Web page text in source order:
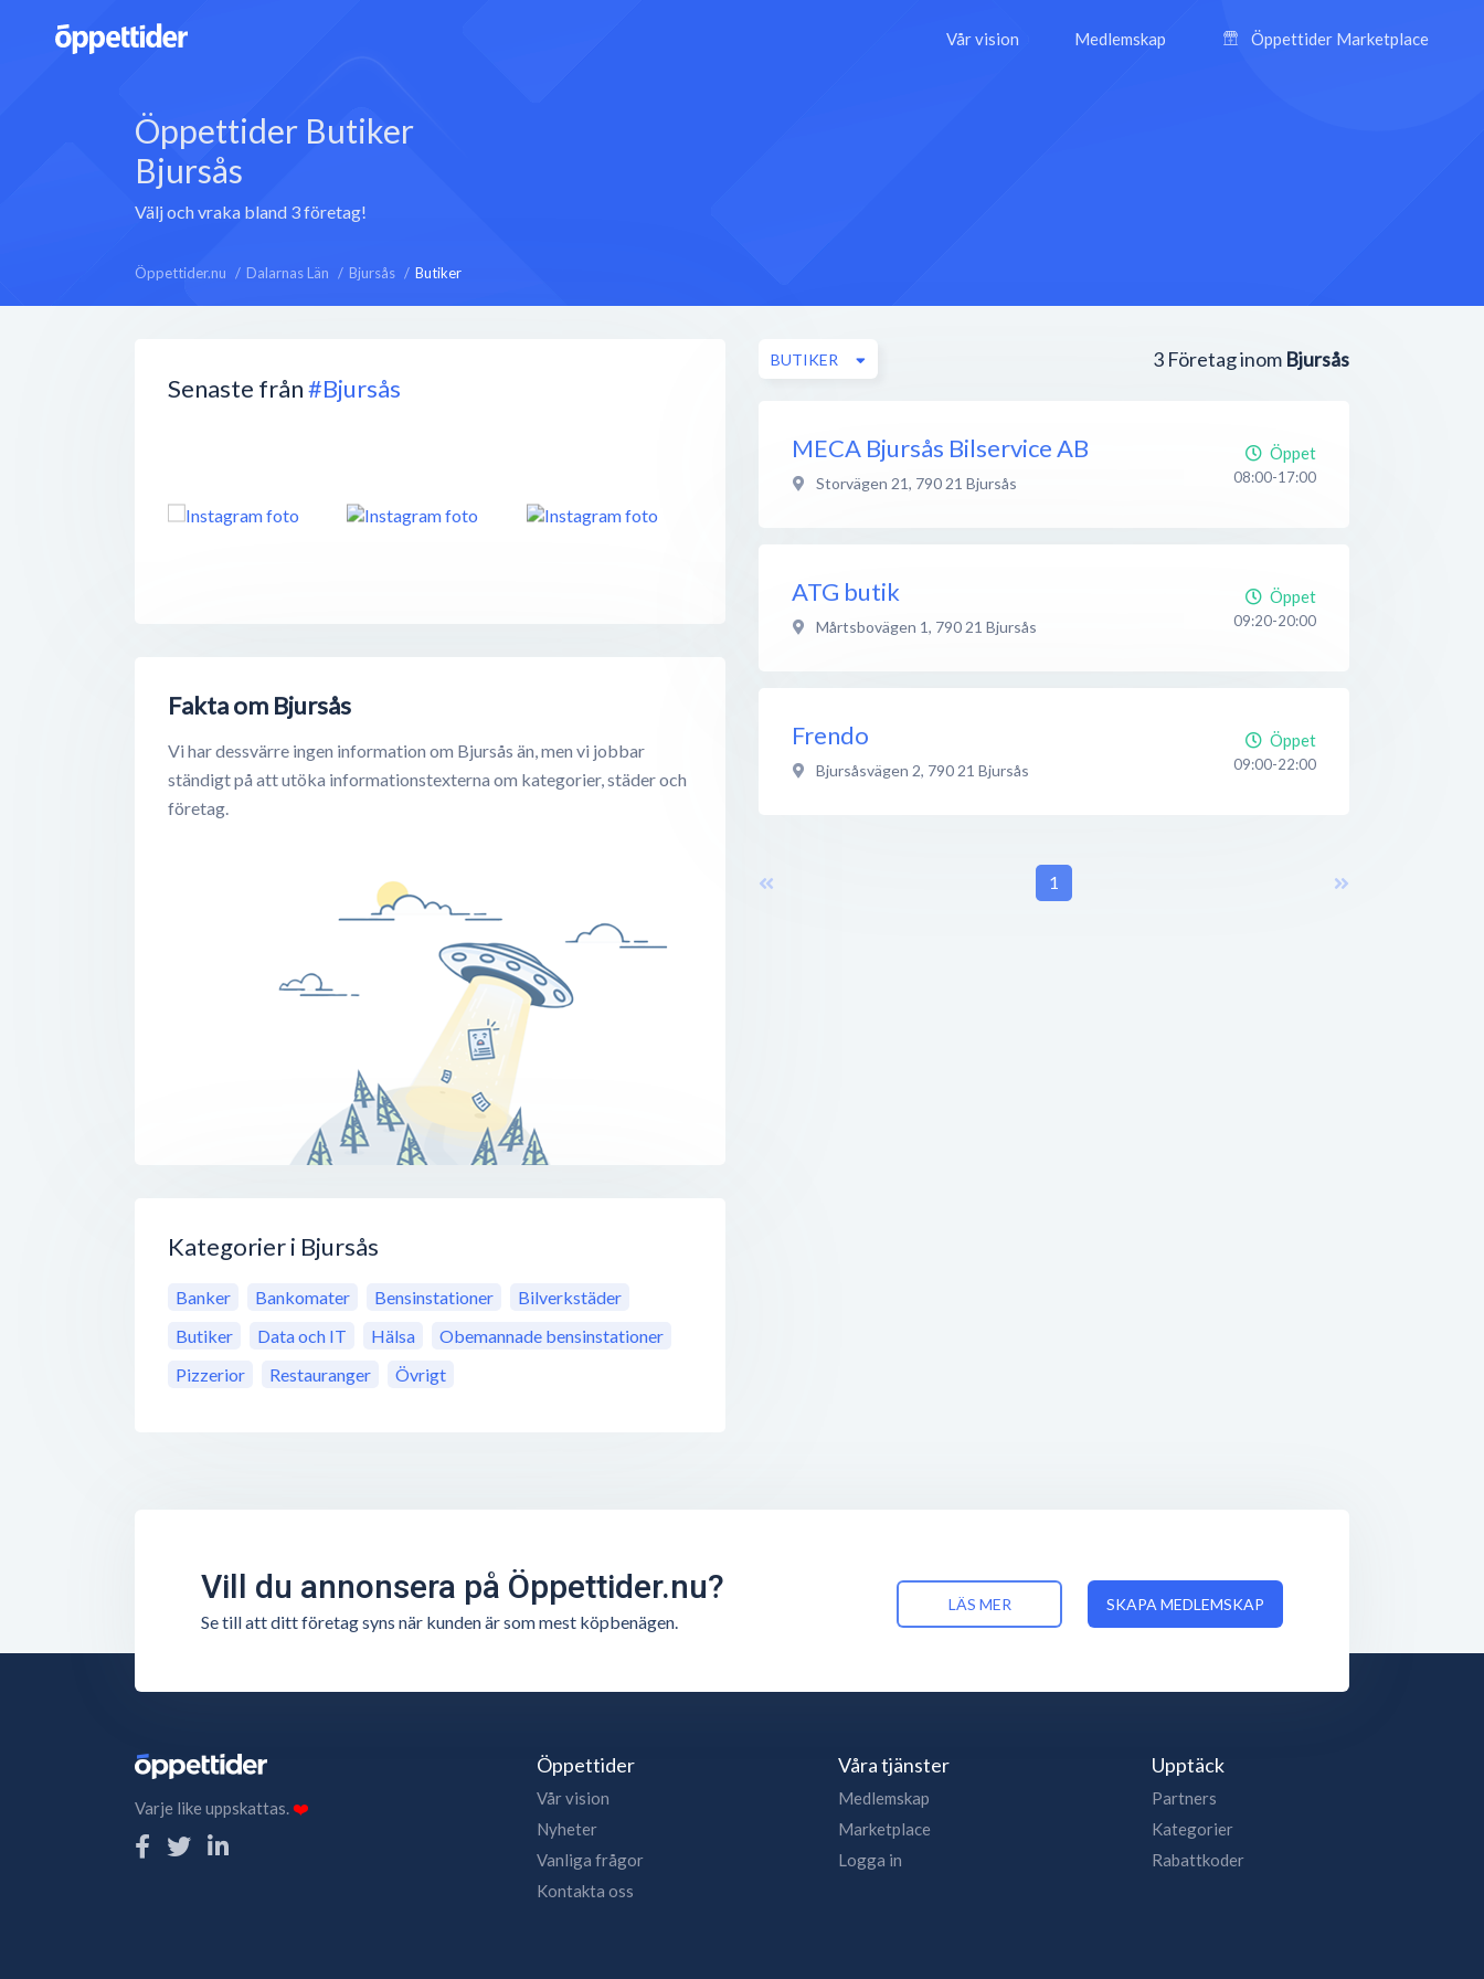
Vår vision Medlemskap Öppettider Marketplace
Öppettider Butiker
Bjursås
Välj och vraka bland 3 företag!
Öppettider.nu Dalarnas Län Bjursås Butiker
Senaste från#Bjursås
Fakta om Bjursås
Vi har dessvärre ingen information om Bjursås än, men vi jobbar
ständigt på att utöka informationstexterna om kategorier, städer och
företag.
Kategorier i Bjursås
Banker Bankomater Bensinstationer
Bilverkstäder
Butiker
Data och IT Hälsa
Obemannade bensinstationer
Pizzerior
Restauranger Övrigt
3 Företag inom Bjursås
BUTIKER
MECA Bjursås Bilservice AB
Storvägen 21, 790 21 Bjursås
Öppet
08:00-17:00
ATG butik
Mårtsbovägen 1, 790 21 Bjursås
Öppet
09:20-20:00
Frendo
Bjursåsvägen 2, 790 21 Bjursås
Öppet
09:00-22:00
1
Vill du annonsera på Öppettider.nu?
Se till att ditt företag syns när kunden är som mest köpbenägen.
LÄS MER SKAPA MEDLEMSKAP
Varje like uppskattas.❤️
Öppettider
Vår vision
Nyheter
Vanliga frågor
Kontakta oss
Våra tjänster
Medlemskap
Marketplace
Logga in
Upptäck
Partners
Kategorier
Rabattkoder